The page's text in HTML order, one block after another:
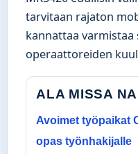
tarvitaan rajaton
kannattaa
operaattoreiden
ALA MISSA
Avoimet työpaikat
opas työnhakijalle